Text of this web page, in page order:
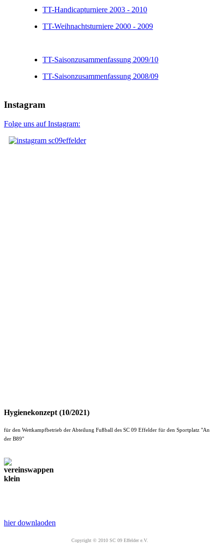
TT-Handicapturniere 2003 - 2010
TT-Weihnachtsturniere 2000 - 2009
TT-Saisonzusammenfassung 2009/10
TT-Saisonzusammenfassung 2008/09
Instagram
Folge uns auf Instagram:
Hygienekonzept (10/2021)
für den Wettkampfbetrieb der Abteilung Fußball des SC 09 Effelder für den Sportplatz "An
der B89"
hier downlaoden
Copyright © 2010 SC 09 Effelder e.V.